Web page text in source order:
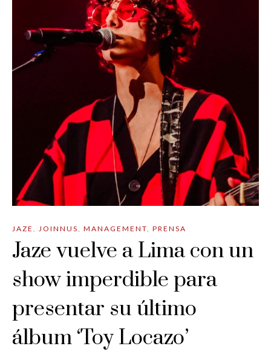
JAZE , JOINNUS, MANAGEMENT, PRENSA
Jaze vuelve a Lima con un
show imperdible para
presentar su último
álbum ‘Toy Locazo’